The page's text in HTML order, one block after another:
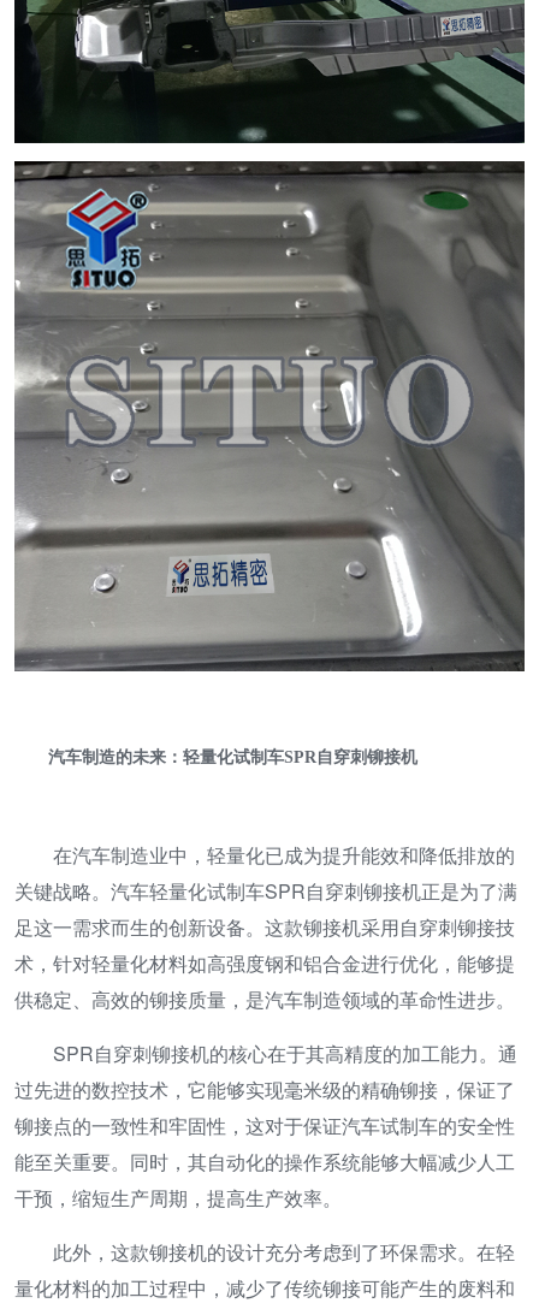
汽车制造的未来：轻量化试制车SPR自穿刺铆接机
在汽车制造业中，轻量化已成为提升能效和降低排放的
关键战略。汽车轻量化试制车SPR自穿刺铆接机正是为了满
足这一需求而生的创新设备。这款铆接机采用自穿刺铆接技
术，针对轻量化材料如高强度钢和铝合金进行优化，能够提
供稳定、高效的铆接质量，是汽车制造领域的革命性进步。
SPR自穿刺铆接机的核心在于其高精度的加工能力。通
过先进的数控技术，它能够实现毫米级的精确铆接，保证了
铆接点的一致性和牢固性，这对于保证汽车试制车的安全性
能至关重要。同时，其自动化的操作系统能够大幅减少人工
干预，缩短生产周期，提高生产效率。
此外，这款铆接机的设计充分考虑到了环保需求。在轻
量化材料的加工过程中，减少了传统铆接可能产生的废料和